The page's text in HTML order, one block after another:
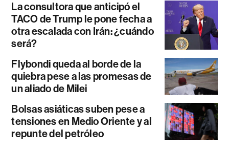
La consultora que anticipó el
TACO de Trump le pone fecha a
otra escalada con Irán: ¿cuándo
será?
Flybondi queda al borde de la
quiebra pese a las promesas de
un aliado de Milei
Bolsas asiáticas suben pese a
tensiones en Medio Oriente y al
repunte del petróleo